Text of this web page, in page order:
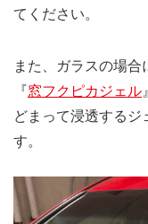
てください。
また、ガラスの場
『窓フクピカジェル
どまって浸透する
す。